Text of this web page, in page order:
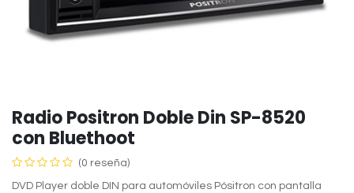
Radio Positron Doble Din SP-8520
con Bluethoot
(0 reseña)
DVD Player doble DIN para automóviles Pósitron con pantalla